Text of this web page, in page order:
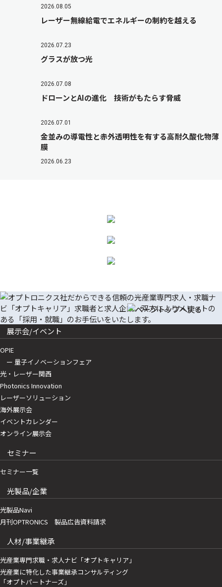
2026.08.05
レーザー無線給電でエネルギーの制約を越える
2026.07.23
グラスが放つ光
2026.07.08
ドローンとAIの進化 技術がもたらす脅威
2026.07.01
金並みの導電性と赤外透明性を有する高耐久酸化物薄
膜
2026.06.23
展示会/イベント
OPIE
ー 量子イノベーションフェア
光・レーザー関西
Photonics Innovation
レーザーソリューション
海外展示会
イベントカレンダー
オンライン展示会
セミナー
セミナー一覧
光製品/企業
光製品Navi
月刊OPTRONICS 製品広告資料請求
人材/事業継承
光産業専門求職・求人ナビ「オプトキャリア」
光産業に特化した事業継承コンサルティング
「オプトパートナーズ」